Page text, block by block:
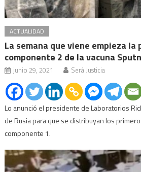
ACTUALIDAD
La semana que viene empieza la
componente 2 de la vacuna
junio 29, 2021 Será Justicia
Lo anunció el presidente de Laboratorios
de Rusia para que se distribuyan los
componente 1.